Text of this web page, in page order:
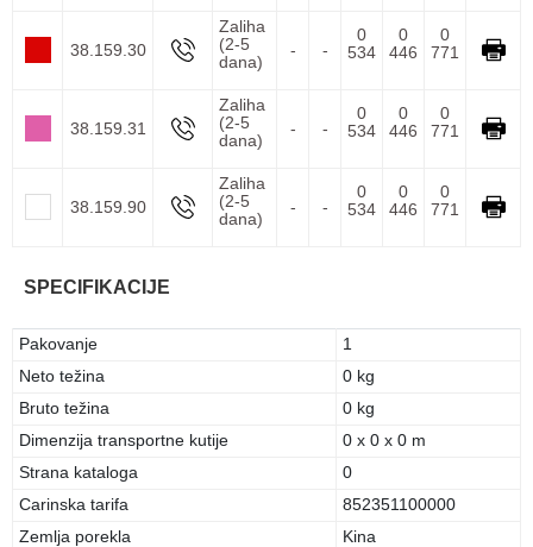
38.159.30
Zaliha
(2-5
dana)
- -
0
534
0
446
0
771
38.159.31
Zaliha
(2-5
dana)
- -
0
534
0
446
0
771
38.159.90
Zaliha
(2-5
dana)
- -
0
534
0
446
0
771
SPECIFIKACIJE
Pakovanje
1
Neto težina
0 kg
Bruto težina
0 kg
Dimenzija transportne kutije
0 x 0 x 0 m
Strana kataloga
0
Carinska tarifa
852351100000
Zemlja porekla
Kina